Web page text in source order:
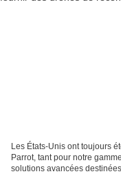
Les États-Unis ont toujours
Parrot, tant pour notre
solutions avancées